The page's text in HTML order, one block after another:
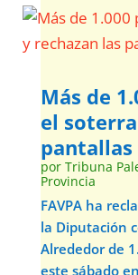
Más de
el
pantallas
por Tribuna
Provincia
FAVPA ha
la Diputación
Alrededor de
este sábado